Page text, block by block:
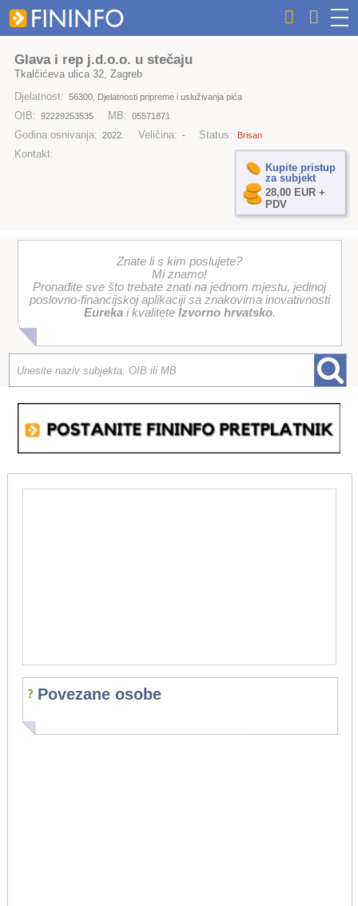
Glava i rep j.d.o.o. u stečaju
Tkalčićeva ulica 32, Zagreb
Djelatnost: 56300, Djelatnosti pripreme i usluživanja pića
OIB: 92229253535 MB: 05571871
Godina osnivanja: 2022. Veličina: - Status: Brisan
Kontakt:
Kupite pristup
za subjekt
28,00 EUR +
PDV
Znate li s kim poslujete?
Mi znamo!
Pronađite sve što trebate znati na jednom mjestu, jedinoj
poslovno-financijskoj aplikaciji sa znakovima inovativnosti
Eurekai kvalitete Izvorno hrvatsko.
Povezane osobe